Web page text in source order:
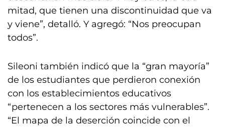
mitad, que tienen una discontinuidad que va
y viene”, detalló. Y agregó: “Nos preocupan
todos”.
Sileoni también indicó que la “gran mayoría”
de los estudiantes que perdieron conexión
con los establecimientos educativos
“pertenecen a los sectores más vulnerables”.
“El mapa de la deserción coincide con el